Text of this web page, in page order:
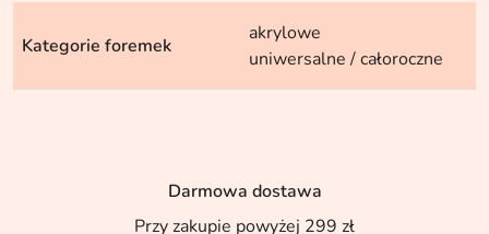
Kategorie foremek
akrylowe
uniwersalne / całoroczne
Darmowa dostawa
Przy zakupie powyżej 299 zł